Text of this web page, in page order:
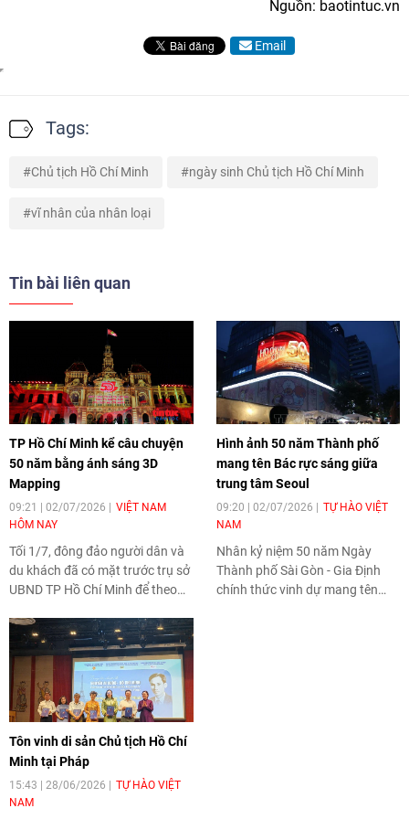
Nguồn: baotintuc.vn
Email
Tags:
Chủ tịch Hồ Chí Minh ngày sinh Chủ tịch Hồ Chí Minh
vĩ nhân của nhân loại
Tin bài liên quan
TP Hồ Chí Minh kể câu chuyện
50 năm bằng ánh sáng 3D
Mapping
09:21 | 02/07/2026
VIỆT NAM
HÔM NAY
Tối 1/7, đông đảo người dân và
du khách đã có mặt trước trụ sở
UBND TP Hồ Chí Minh để theo
thuật kết hợp trình chiếu công
nghệ 3D Mapping. Hoạt động do
Sở Văn hóa và Thể thao TP Hồ
Chí Minh tổ chức, phục vụ miễn
phí trong hai ngày 1 và 2/7, từ
19 giờ 30 phút đến 21 giờ.
Hình ảnh 50 năm Thành phố
mang tên Bác rực sáng giữa
trung tâm Seoul
09:20 | 02/07/2026
TỰ HÀO VIỆT
NAM
Nhân kỷ niệm 50 năm Ngày
Thành phố Sài Gòn - Gia Định
chính thức vinh dự mang tên
Tôn vinh di sản Chủ tịch Hồ Chí
Minh tại Pháp
15:43 | 28/06/2026
TỰ HÀO VIỆT
NAM